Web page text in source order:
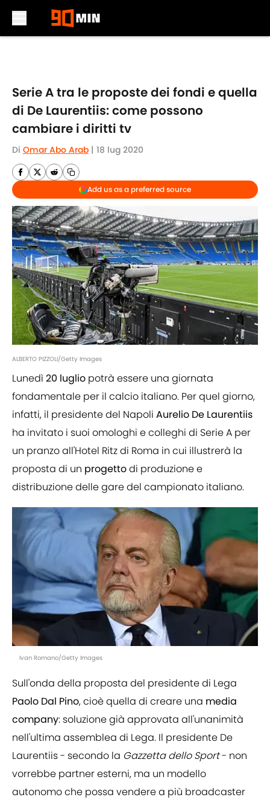
Serie A tra le proposte dei fondi e quella
di De Laurentiis: come possono
cambiare i diritti tv
Di Omar Abo Arab | 18 lug 2020
Add us as a preferred source
ALBERTO PIZZOLI/Getty Images
Lunedì20 luglio potrà essere una giornata
fondamentale per il calcio italiano. Per quel giorno,
infatti, il presidente del Napoli Aurelio De Laurentiis
ha invitato i suoi omologhi e colleghi di Serie A per
un pranzo all'Hotel Ritz di Roma in cui illustrerà la
proposta di un progettodi produzione e
distribuzione delle gare del campionato italiano.
Ivan Romano/Getty Images
Sull'onda della proposta del presidente di Lega
Paolo Dal Pino, cioè quella di creare una media
company: soluzione già approvata all'unanimità
nell'ultima assemblea di Lega. Il presidente De
Laurentiis - secondo la Gazzetta dello Sport- non
vorrebbe partner esterni, ma un modello
autonomo che possa vendere a più broadcaster